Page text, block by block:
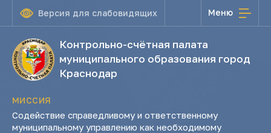
Версия для слабовидящих Меню
Контрольно-счётная палата
муниципального образования город
Краснодар
МИССИЯ
Содействие справедливому и ответственному
муниципальному управлению как необходимому